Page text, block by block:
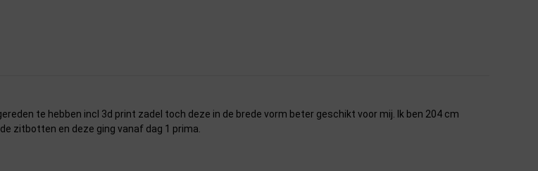
te hebben incl 3d print zadel toch deze in de brede vorm beter geschikt voor mij. Ik ben 204 cm
zitbotten en deze ging vanaf dag 1 prima.